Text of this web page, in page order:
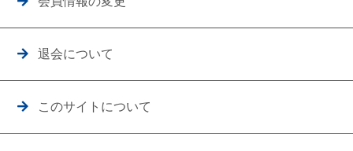
退会について
このサイトについて